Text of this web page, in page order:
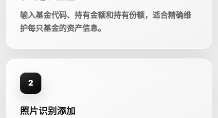
输入基金代码、持有金额和持有份额，适合精确维
护每只基金的资产信息。
2
照片识别添加